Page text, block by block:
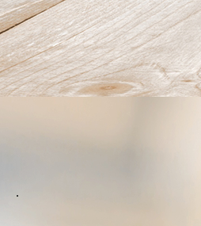
chopitos_1
.